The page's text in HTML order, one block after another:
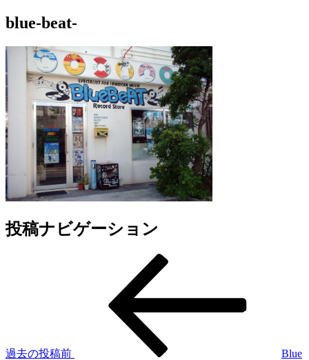
blue-beat-
投稿ナビゲーション
過去の投稿前
Blue